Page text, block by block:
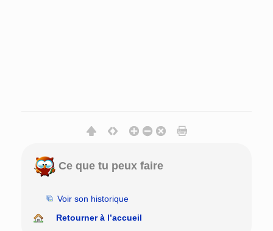
Ce que tu peux faire
Voir son historique
Retourner à l’accueil